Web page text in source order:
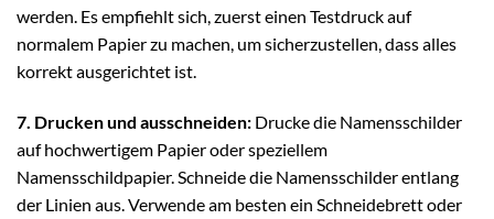
werden. Es empfiehlt sich, zuerst einen Testdruck auf
normalem Papier zu machen, um sicherzustellen, dass alles
korrekt ausgerichtet ist.
7. Drucken und ausschneiden: Drucke die Namensschilder
auf hochwertigem Papier oder speziellem
Namensschildpapier. Schneide die Namensschilder entlang
der Linien aus. Verwende am besten ein Schneidebrett oder